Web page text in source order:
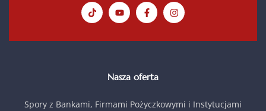
Nasza oferta
Spory z Bankami, Firmami Pożyczkowymi i Instytucjami